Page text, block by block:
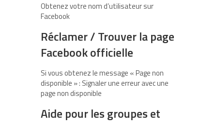
Obtenez votre nom d’utilisateur sur
Facebook
Réclamer / Trouver la page
Facebook officielle
Si vous obtenez le message « Page non
disponible » : Signaler une erreur avec une
page non disponible
Aide pour les groupes et